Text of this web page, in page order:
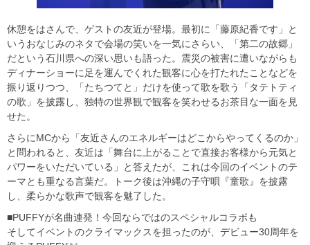
休憩をはさんで、ゲストの友近が登場。最初に「藤原紀香です」と
いうおなじみのネタで会場の笑いを一気にさらい、「第二の故郷」
だという石川県への深い思いも語った。震災の被害に遭いながらも
ディナーショーに足を運んでくれた観客に心を打たれたことなどを
振り返りつつ、「たちつてと」だけを使って歌を歌う「タテトティ
の歌」を披露し、独特の世界観で観客を笑わせるお茶目な一面を見
せた。
さらにMCから「友近さんのエネルギーはどこからやってくるのか」
と問われると、友近は「舞台に上がることで直接お客様から元気と
パワーをいただいている」と答えたが、これは今回のイベントのテ
ーマとも重なる言葉だ。トーク後は沖縄の子守唄『童歌』を披露
し、柔らかな歌声で観客を魅了した。
■PUFFYが名曲連発！今回ならではのスペシャルコラボも
そしてイベントのクライマックスを担ったのが、デビュー30周年を